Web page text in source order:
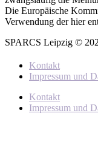
Die Europäische
Verwendung der hier
SPARCS Leipzig ©
Kontakt
Impressum und
Kontakt
Impressum und